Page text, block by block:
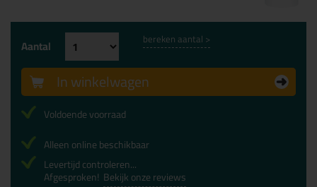
Aantal bereken aantal >
In winkelwagen
Voldoende voorraad
Alleen online beschikbaar
Levertijd controleren...
Afgesproken! Bekijk onze reviews